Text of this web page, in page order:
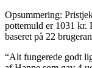
Opsummering:
pottemuld er 1031 kr.
baseret på 22
“Alt fungerede godt